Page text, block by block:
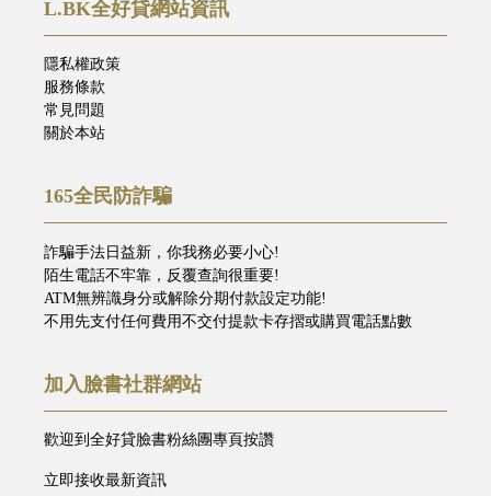
L.BK全好貸網站資訊
隱私權政策
服務條款
常見問題
關於本站
165全民防詐騙
詐騙手法日益新，你我務必要小心!
陌生電話不牢靠，反覆查詢很重要!
ATM無辨識身分或解除分期付款設定功能!
不用先支付任何費用不交付提款卡存摺或購買電話點數
加入臉書社群網站
歡迎到全好貸臉書粉絲團專頁按讚
立即接收最新資訊